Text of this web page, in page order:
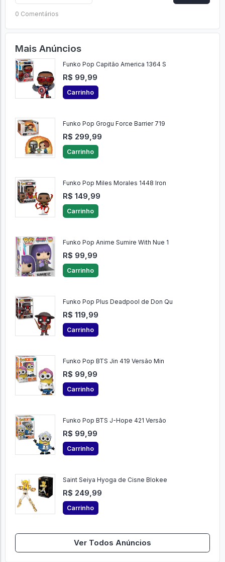
0 Comentários
Mais Anúncios
Funko Pop Capitão America 1364 S
R$ 99,99
Carrinho
Funko Pop Grogu Force Barrier 719
R$ 299,99
Carrinho
Funko Pop Miles Morales 1448 Iron
R$ 149,99
Carrinho
Funko Pop Anime Sumire With Nue 1
R$ 99,99
Carrinho
Funko Pop Plus Deadpool de Don Qu
R$ 119,99
Carrinho
Funko Pop BTS Jin 419 Versão Min
R$ 99,99
Carrinho
Funko Pop BTS J-Hope 421 Versão
R$ 99,99
Carrinho
Saint Seiya Hyoga de Cisne Blokee
R$ 249,99
Carrinho
Ver Todos Anúncios